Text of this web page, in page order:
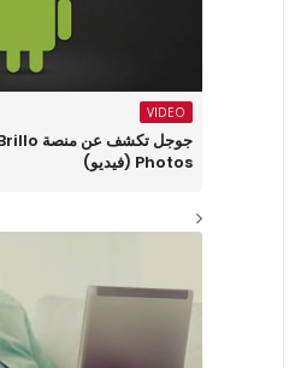
VIDEO
Photos (فيديو)